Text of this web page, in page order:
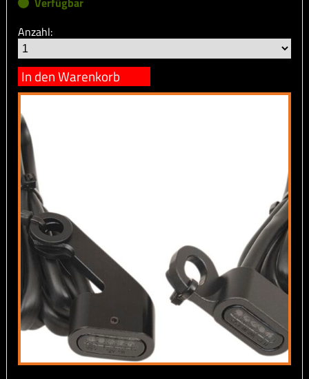
Anzahl:
In den Warenkorb